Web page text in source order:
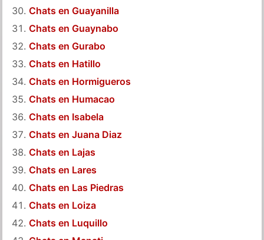
Chats en Guayanilla
Chats en Guaynabo
Chats en Gurabo
Chats en Hatillo
Chats en Hormigueros
Chats en Humacao
Chats en Isabela
Chats en Juana Diaz
Chats en Lajas
Chats en Lares
Chats en Las Piedras
Chats en Loiza
Chats en Luquillo